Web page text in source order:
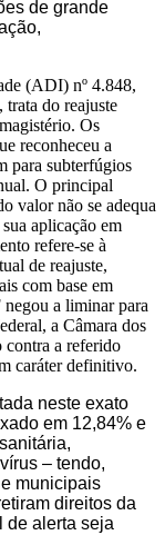
de grande
(ADI) nº 4.848,
trata do reajuste
Os
reconheceu a
para subterfúgios
O principal
valor não se adequa
aplicação em
refere-se à
de reajuste,
com base em
a liminar para
a Câmara dos
contra a referido
caráter definitivo.
neste exato
em 12,84% e
– tendo,
municipais
direitos da
de alerta seja